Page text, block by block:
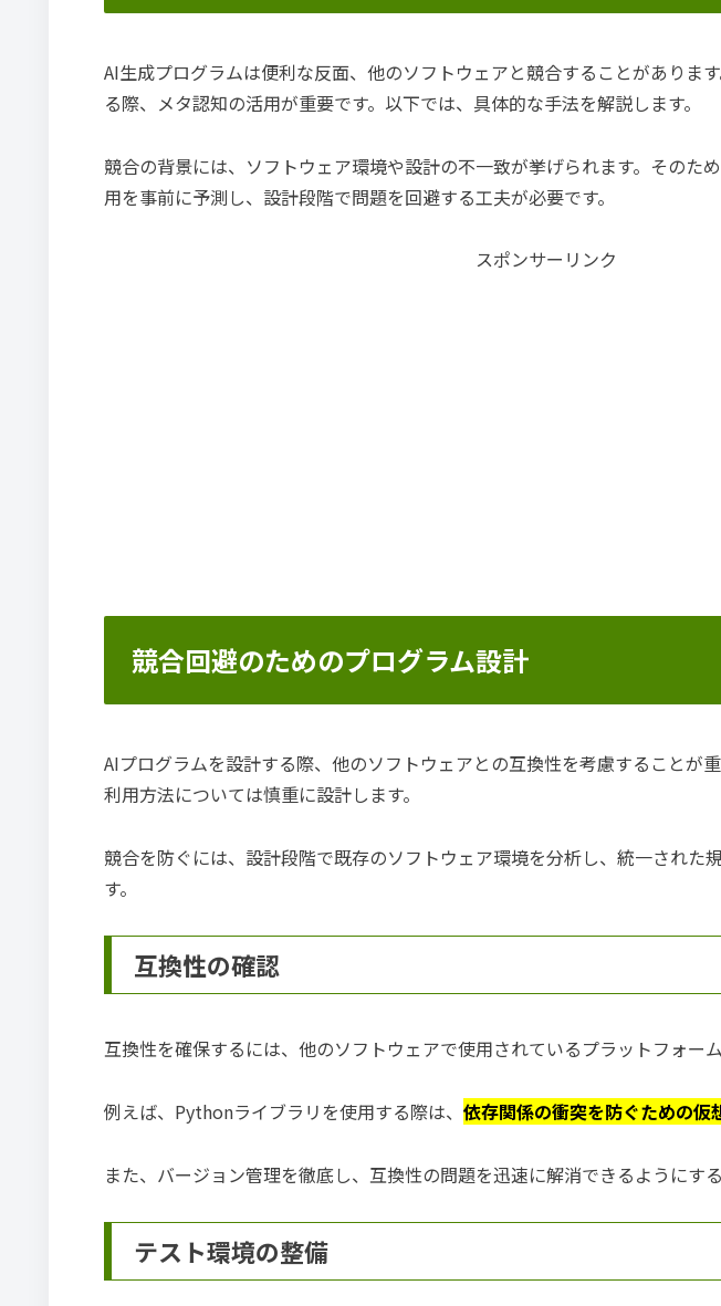
AI生成プログラムは便利な反面、他のソフトウェアと競合することがありま
る際、メタ認知の活用が重要です。以下では、具体的な手法を解説します。
競合の背景には、ソフトウェア環境や設計の不一致が挙げられます。そのた
用を事前に予測し、設計段階で問題を回避する工夫が必要です。
スポンサーリンク
競合回避のためのプログラム設計
AIプログラムを設計する際、他のソフトウェアとの互換性を考慮することが
利用方法については慎重に設計します。
競合を防ぐには、設計段階で既存のソフトウェア環境を分析し、統一された
す。
互換性の確認
互換性を確保するには、他のソフトウェアで使用されているプラットフォー
例えば、Pythonライブラリを使用する際は、 依存関係の衝突を防ぐための仮
また、バージョン管理を徹底し、互換性の問題を迅速に解消できるようにする
テスト環境の整備